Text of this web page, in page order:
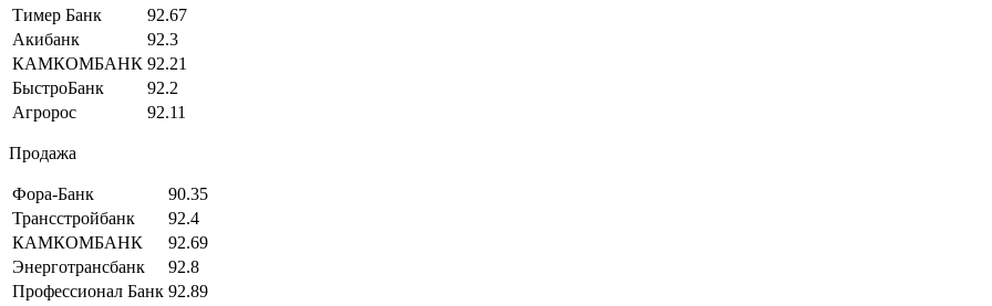
Тимер Банк
92.67
Акибанк
92.3
КАМКОМБАНК 92.21
БыстроБанк
92.2
Агророс
92.11
Продажа
Фора-Банк
90.35
Трансстройбанк
92.4
КАМКОМБАНК
92.69
Энерготрансбанк
92.8
Профессионал Банк 92.89